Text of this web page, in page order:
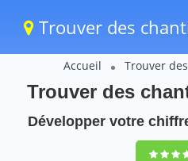
Trouver des
Accueil Trouver
Trouver des
Développer votre